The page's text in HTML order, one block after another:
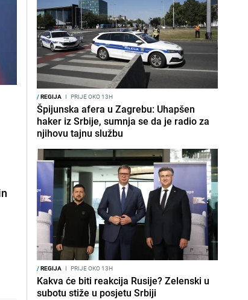
/REGIJA I PRIJE OKO 13H
Špijunska afera u Zagrebu: Uhapšen
haker iz Srbije, sumnja se da je radio za
njihovu tajnu službu
/REGIJA I PRIJE OKO 13H
Kakva će biti reakcija Rusije? Zelenski u
subotu stiže u posjetu Srbiji